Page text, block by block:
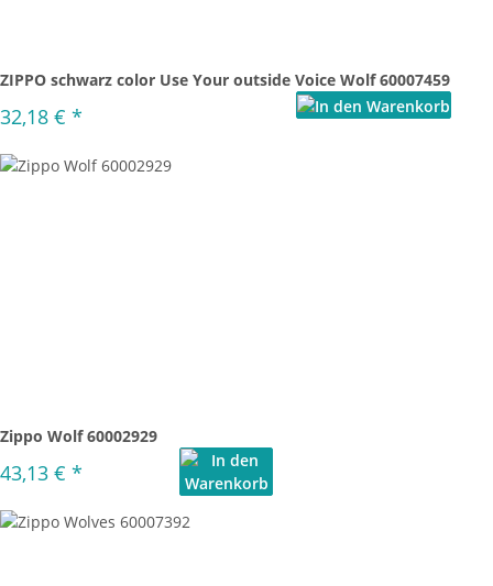
ZIPPO schwarz color Use Your outside Voice Wolf 60007459
32,18 € *
Zippo Wolf 60002929
43,13 € *